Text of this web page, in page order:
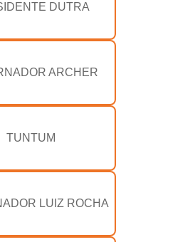
DUTRA
ARCHER
TUNTUM
LUIZ ROCHA